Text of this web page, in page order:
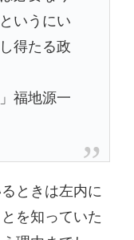
いうにい
得たる政
福地源一
ときは左内に
を知っていた